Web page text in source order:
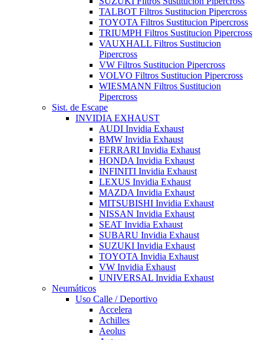
TALBOT Filtros Sustitucion Pipercross
TOYOTA Filtros Sustitucion Pipercross
TRIUMPH Filtros Sustitucion Pipercross
VAUXHALL Filtros Sustitucion
Pipercross
VW Filtros Sustitucion Pipercross
VOLVO Filtros Sustitucion Pipercross
WIESMANN Filtros Sustitucion
Pipercross
Sist. de Escape
INVIDIA EXHAUST
AUDI Invidia Exhaust
BMW Invidia Exhaust
FERRARI Invidia Exhaust
HONDA Invidia Exhaust
INFINITI Invidia Exhaust
LEXUS Invidia Exhaust
MAZDA Invidia Exhaust
MITSUBISHI Invidia Exhaust
NISSAN Invidia Exhaust
SEAT Invidia Exhaust
SUBARU Invidia Exhaust
SUZUKI Invidia Exhaust
TOYOTA Invidia Exhaust
VW Invidia Exhaust
UNIVERSAL Invidia Exhaust
Neumáticos
Uso Calle / Deportivo
Accelera
Achilles
Aeolus